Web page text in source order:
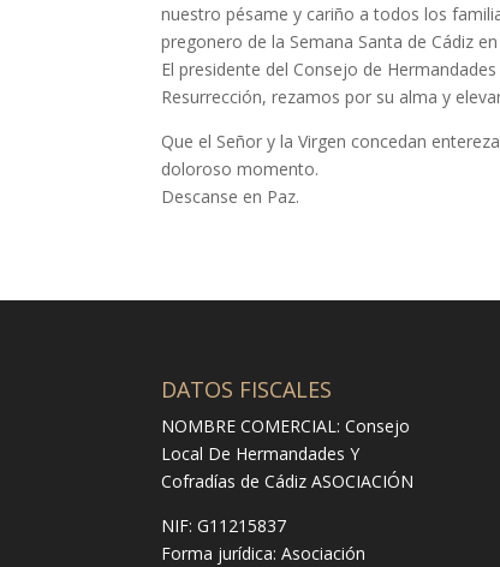
nuestro pésame y cariño a todos los
pregonero de la Semana Santa de Cádiz
El presidente del Consejo de
Resurrección, rezamos por su alma y
Que el Señor y la Virgen concedan
doloroso momento.
Descanse en Paz.
DATOS FISCALES
NOMBRE COMERCIAL: Consejo
Local De Hermandades Y
Cofradías de Cádiz ASOCIACIÓN
NIF: G11215837
Forma jurídica:Asociación